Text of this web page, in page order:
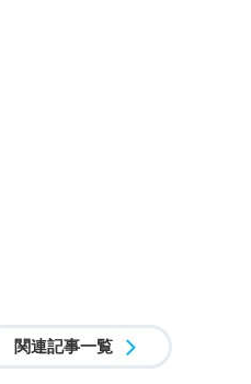
関連記事一覧